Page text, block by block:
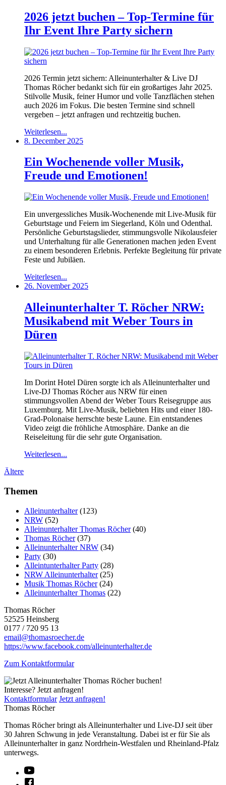
2026 jetzt buchen – Top-Termine für
Ihr Event Ihre Party sichern
2026 Termin jetzt sichern: Alleinunterhalter & Live DJ
Thomas Röcher bedankt sich für ein großartiges Jahr 2025.
Stilvolle Musik, feiner Humor und volle Tanzflächen stehen
auch 2026 im Fokus. Die besten Termine sind schnell
vergeben – jetzt anfragen und rechtzeitig buchen.
Weiterlesen...
8. December 2025
Ein Wochenende voller Musik,
Freude und Emotionen!
Ein unvergessliches Musik-Wochenende mit Live-Musik für
Geburtstage und Feiern im Siegerland, Köln und Odenthal.
Persönliche Geburtstagslieder, stimmungsvolle Nikolausfeier
und Unterhaltung für alle Generationen machen jeden Event
zu einem besonderen Erlebnis. Perfekte Begleitung für private
Feste und Jubiläen.
Weiterlesen...
26. November 2025
Alleinunterhalter T. Röcher NRW:
Musikabend mit Weber Tours in
Düren
Im Dorint Hotel Düren sorgte ich als Alleinunterhalter und
Live-DJ Thomas Röcher aus NRW für einen
stimmungsvollen Abend der Weber Tours Reisegruppe aus
Luxemburg. Mit Live-Musik, beliebten Hits und einer 180-
Grad-Polonaise herrschte beste Laune. Ein entstandenes
Video zeigt die fröhliche Atmosphäre. Danke an die
Reiseleitung für die sehr gute Organisation.
Weiterlesen...
Ältere
Themen
Alleinunterhalter(123)
NRW (52)
Alleinunterhalter Thomas Röcher(40)
Thomas Röcher(37)
Alleinunterhalter NRW (34)
Party (30)
Alleintunterhalter Party (28)
NRW Alleinunterhalter(25)
Musik Thomas Röcher(24)
Alleinunterhalter Thomas (22)
Thomas Röcher
52525 Heinsberg
0177 / 720 95 13
email@thomasroecher.de
https://www.facebook.com/alleinunterhalter.de
Zum Kontaktformular
Interesse? Jetzt anfragen!
Kontaktformular Jetzt anfragen!
Thomas Röcher
Thomas Röcher bringt als Alleinunterhalter und Live-DJ seit über
30 Jahren Schwung in jede Veranstaltung. Dabei ist er für Sie als
Alleinunterhalter in ganz Nordrhein-Westfalen und Rheinland-Pfalz
unterwegs.